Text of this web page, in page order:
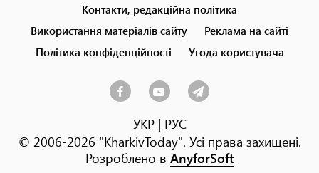
menu
Контакти, редакційна політика
Використання матеріалів сайту
Реклама на сайті
Політика конфіденційності
Угода користувача
УКР| РУС
© 2006-2026 "KharkivToday". Усі права захищені.
Розроблено в AnyforSoft